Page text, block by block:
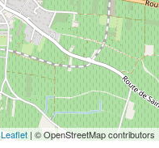
Leaflet | © OpenStreetMap contributors